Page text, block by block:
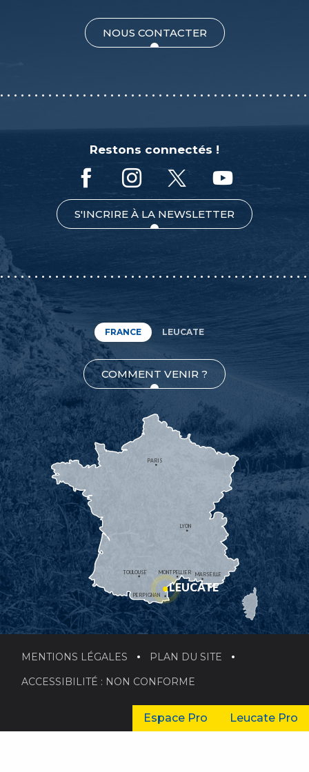
NOUS CONTACTER
Restons connectés !
S'INCRIRE À LA NEWSLETTER
FRANCE LEUCATE
COMMENT VENIR ?
MONTPELLIER
PERPIGNAN
MARSEILLE
TOULOUSE
LYON
PARIS
LEUCATE
MENTIONS LÉGALES PLAN DU SITE
ACCESSIBILITÉ : NON CONFORME
Espace Pro Leucate Pro